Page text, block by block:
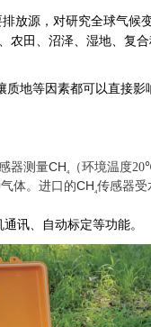
排放源，对研究全球气候
农田、沼泽、湿地、复
质地等因素都可以直接
器测量CH4 （环境温度20
体。进口的CH4传感器受
讯、自动标定等功能。